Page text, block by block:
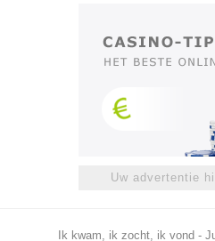
Uw advertentie
Ik kwam, ik zocht, ik vond -